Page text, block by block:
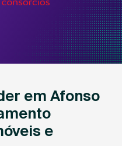
em Afonso
e